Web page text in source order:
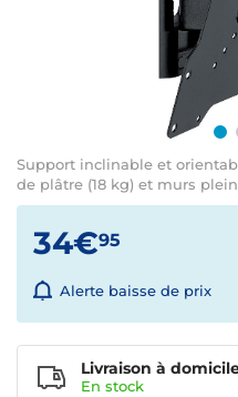
Support inclinable et
de plâtre (18 kg) et murs
34€95
Alerte baisse de prix
Livraison à
En stock